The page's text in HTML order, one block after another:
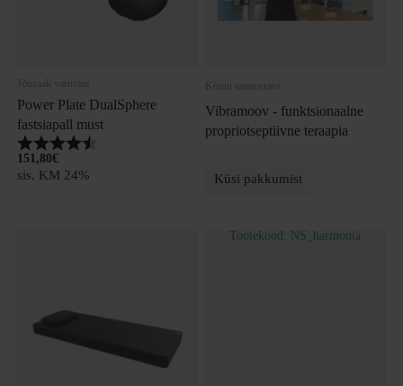
Power Plate DualSphere
fastsiapall must
Hinnang:
151,80€
sis. KM 24%
Vibramoov - funktsionaalne
propriotseptiivne teraapia
Küsi pakkumist